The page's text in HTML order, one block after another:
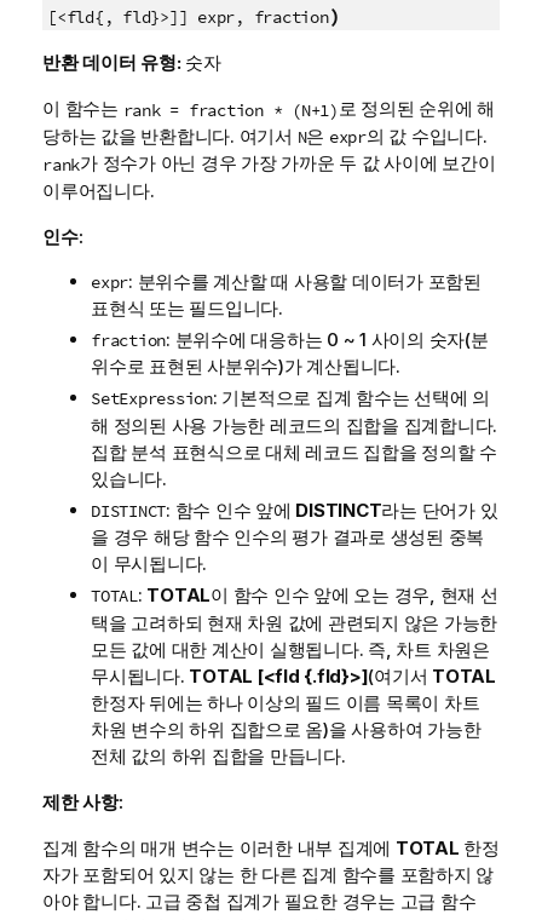
[<fld{, fld}>]] expr, fraction)
반환 데이터 유형: 숫자
이 함수는 rank = fraction * (N+1)로 정의된 순위에 해
당하는 값을 반환합니다. 여기서 N은 expr의 값 수입니다.
rank가 정수가 아닌 경우 가장 가까운 두 값 사이에 보간이
이루어집니다.
인수:
expr: 분위수를 계산할 때 사용할 데이터가 포함된
표현식 또는 필드입니다.
fraction: 분위수에 대응하는 0 ~ 1 사이의 숫자(분
위수로 표현된 사분위수)가 계산됩니다.
SetExpression: 기본적으로 집계 함수는 선택에 의
해 정의된 사용 가능한 레코드의 집합을 집계합니다.
집합 분석 표현식으로 대체 레코드 집합을 정의할 수
있습니다.
DISTINCT: 함수 인수 앞에 DISTINCT라는 단어가 있
을 경우 해당 함수 인수의 평가 결과로 생성된 중복
이 무시됩니다.
TOTAL: TOTAL이 함수 인수 앞에 오는 경우, 현재 선
택을 고려하되 현재 차원 값에 관련되지 않은 가능한
모든 값에 대한 계산이 실행됩니다. 즉, 차트 차원은
무시됩니다. TOTAL [<fld {.fld}>](여기서 TOTAL
한정자 뒤에는 하나 이상의 필드 이름 목록이 차트
차원 변수의 하위 집합으로 옴)을 사용하여 가능한
전체 값의 하위 집합을 만듭니다.
제한 사항:
집계 함수의 매개 변수는 이러한 내부 집계에 TOTAL 한정
자가 포함되어 있지 않는 한 다른 집계 함수를 포함하지 않
아야 합니다. 고급 중첩 집계가 필요한 경우는 고급 함수